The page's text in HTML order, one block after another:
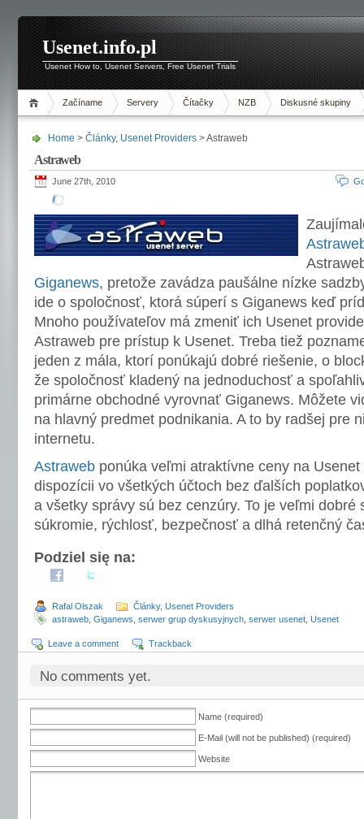
Usenet.info.pl
Usenet How to, Usenet Servers, Free Usenet Trials
Začíname Servery Čítačky NZB Diskusné skupiny
Home > Články, Usenet Providers > Astraweb
Astraweb
June 27th, 2010
Giganews, pretože zavádza paušálne nízke
ide o spoločnosť, ktorá súperí s Giganews keď
Mnoho používateľov má zmeniť ich Usenet
Astraweb pre prístup k Usenet. Treba tiež
jeden z mála, ktorí ponúkajú dobré riešenie, o
že spoločnosť kladený na jednoduchosť a
primárne obchodné vyrovnať Giganews. Môžete
na hlavný predmet podnikania. A to by radšej pre
internetu.
Astraweb ponúka veľmi atraktívne ceny na
dispozícii vo všetkých účtoch bez ďalších
a všetky správy sú bez cenzúry. To je veľmi dobré
súkromie, rýchlosť, bezpečnosť a dlhá retenčný
Podziel się na:
Rafal Olszak Články, Usenet Providers
astraweb Giganews serwer grup dyskusyjnych serwer usenet Usenet
Leave a comment Trackback
No comments yet.
Name (required)
E-Mail (will not be published) (required)
Website